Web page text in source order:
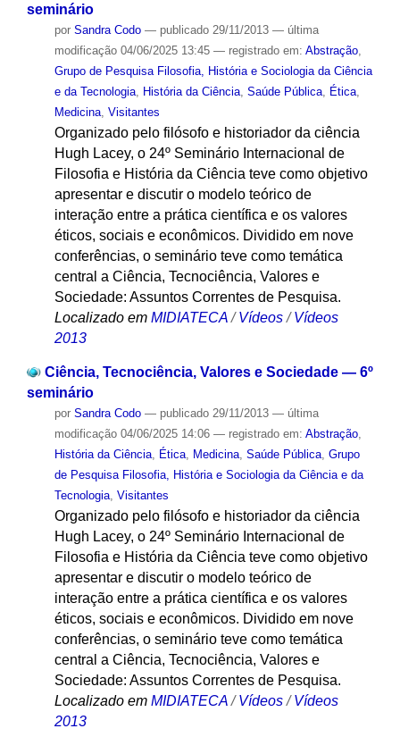
seminário
por Sandra Codo — publicado29/11/2013 — última
modificação04/06/2025 13:45 — registrado em: Abstração,
Grupo de Pesquisa Filosofia, História e Sociologia da Ciência
e da Tecnologia, História da Ciência, Saúde Pública, Ética,
Medicina, Visitantes
Organizado pelo filósofo e historiador da ciência
Hugh Lacey, o 24º Seminário Internacional de
Filosofia e História da Ciência teve como objetivo
apresentar e discutir o modelo teórico de
interação entre a prática científica e os valores
éticos, sociais e econômicos. Dividido em nove
conferências, o seminário teve como temática
central a Ciência, Tecnociência, Valores e
Sociedade: Assuntos Correntes de Pesquisa.
Localizado em MIDIATECA /Vídeos /Vídeos
2013
Ciência, Tecnociência, Valores e Sociedade — 6º
seminário
por Sandra Codo — publicado29/11/2013 — última
modificação04/06/2025 14:06 — registrado em: Abstração,
História da Ciência, Ética, Medicina, Saúde Pública, Grupo
de Pesquisa Filosofia, História e Sociologia da Ciência e da
Tecnologia, Visitantes
Organizado pelo filósofo e historiador da ciência
Hugh Lacey, o 24º Seminário Internacional de
Filosofia e História da Ciência teve como objetivo
apresentar e discutir o modelo teórico de
interação entre a prática científica e os valores
éticos, sociais e econômicos. Dividido em nove
conferências, o seminário teve como temática
central a Ciência, Tecnociência, Valores e
Sociedade: Assuntos Correntes de Pesquisa.
Localizado em MIDIATECA /Vídeos /Vídeos
2013